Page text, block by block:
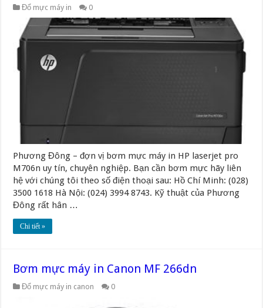
Đổ mực máy in 0
Phương Đông – đợn vị bơm mực máy in HP laserjet pro
M706n uy tín, chuyên nghiệp. Bạn cần bơm mực hãy liên
hệ với chúng tôi theo số điện thoại sau: Hồ Chí Minh: (028)
3500 1618 Hà Nội: (024) 3994 8743. Kỹ thuật của Phương
Đông rất hân …
Chi tiết »
Bơm mực máy in Canon MF 266dn
Đổ mực máy in canon 0